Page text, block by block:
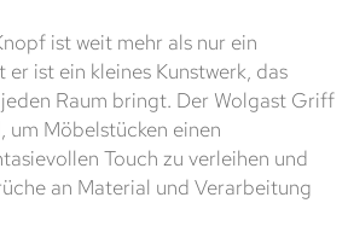
ist weit mehr als nur ein
ist ein kleines Kunstwerk, das
Raum bringt. Der Wolgast Griff
um Möbelstücken einen
Touch zu verleihen und
an Material und Verarbeitung